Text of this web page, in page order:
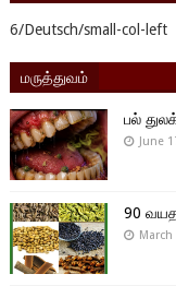
6/Deutsch/small-col-left
மருத்துவம்
பல்
June
90
March